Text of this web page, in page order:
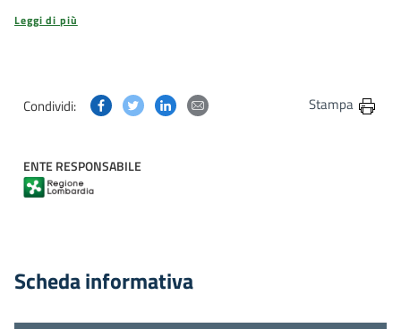
Leggi di più
Condividi: Condividi questa pagina su Facebook
Condividi questa pagina su Twitter
Condividi questa pagina su Linkedin
Condividi questa pagina via
Stampa
ENTE RESPONSABILE
Scheda informativa